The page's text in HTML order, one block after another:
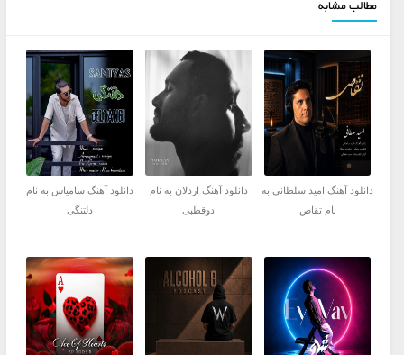
مطالب مشابه
دانلود آهنگ امید سلطانی به
نام تقاص
دانلود آهنگ اردلان به نام
دوقطبی
دانلود آهنگ سامیاس به نام
دلتنگی